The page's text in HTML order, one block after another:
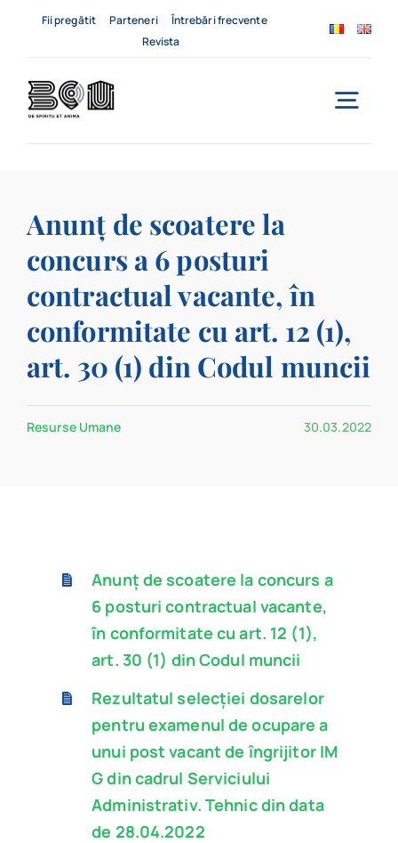
Fii pregătit Parteneri
Întrebări frecvente
Revista
Servicii
Contact
Program
Anunț de scoatere la
concurs a 6 posturi
contractual vacante, în
conformitate cu art. 12 (1),
art. 30 (1) din Codul muncii
Resurse Umane 30.03.2022
Anunț de scoatere la concurs a
6 posturi contractual vacante,
în conformitate cu art. 12 (1),
art. 30 (1) din Codul muncii
Rezultatul selecției dosarelor
pentru examenul de ocupare a
unui post vacant de îngrijitor IM
G din cadrul Serviciului
Administrativ. Tehnic din data
de 28.04.2022